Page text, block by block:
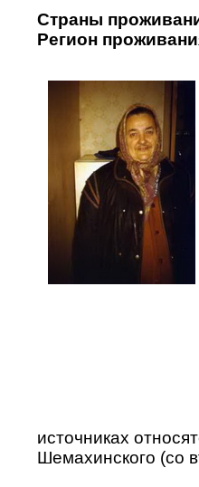
Страны
Регион
источниках
Шемахинского (со